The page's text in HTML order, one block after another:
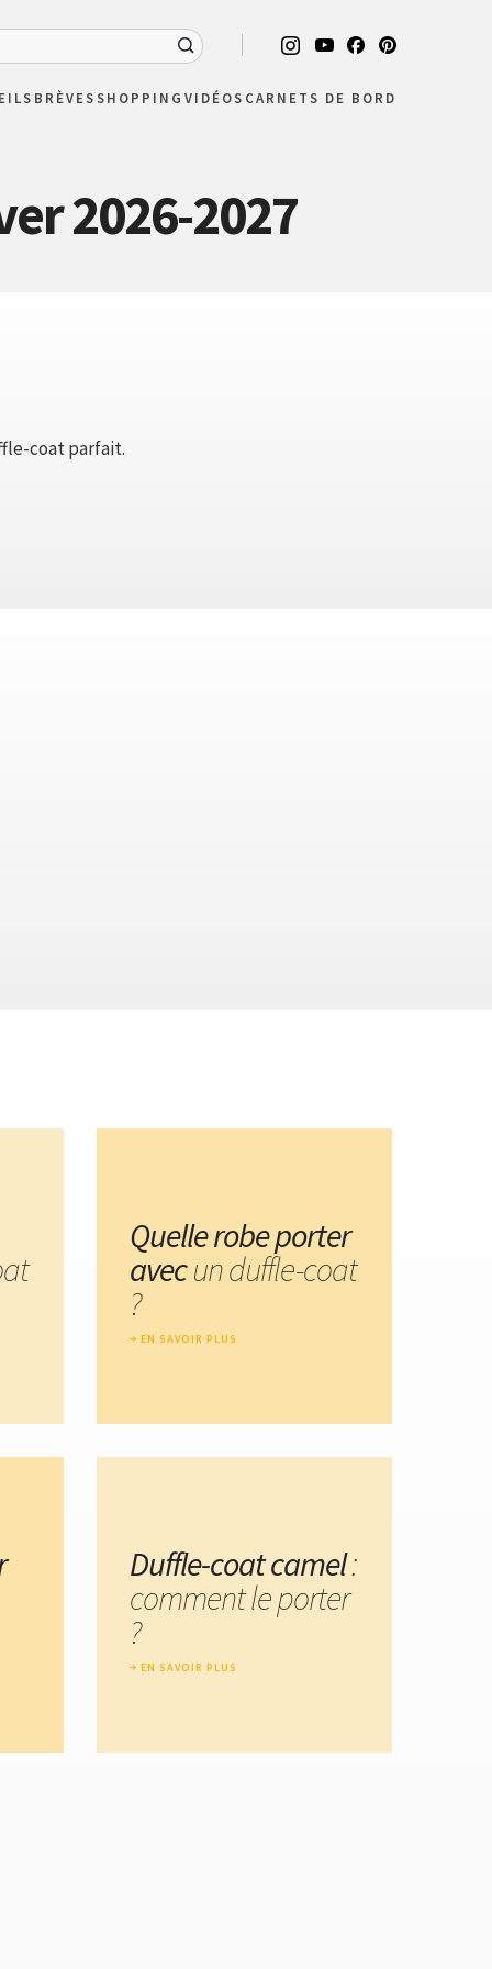
BRÈVESSHOPPING VIDÉOS CARNETS DE BORD
2026-2027
coat parfait.
Quelle robe porter
avecun duffle-coat
?
EN SAVOIR PLUS
Duffle-coat camel:
comment le porter
?
EN SAVOIR PLUS